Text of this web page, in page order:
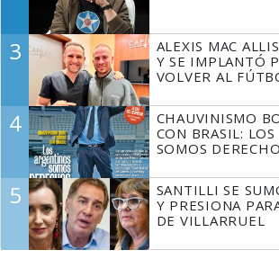
3
ALEXIS MAC
Y SE IMPLANTÓ
VOLVER AL
4
CHAUVINISMO
CON BRASIL:
SOMOS
5
SANTILLI SE
Y PRESIONA
DE VILLARRUEL